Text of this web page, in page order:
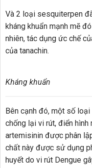
Và 2 loại sesquiterpen
kháng khuẩn mạnh mẽ
nhiên, tác dụng ức chế
của tanachin.
Kháng khuẩn
Bên cạnh đó, một số
chống lại vi rút, điển
artemisinin được phân
chất này được sử dụng
huyết do vi rút Dengue